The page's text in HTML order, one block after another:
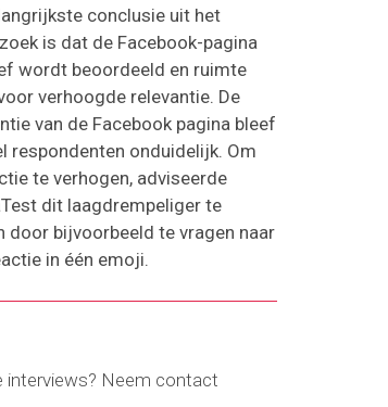
conclusie uit het
is dat de Facebook-pagina
wordt beoordeeld en ruimte
verhoogde relevantie. De
van de Facebook pagina bleef
respondenten onduidelijk. Om
te verhogen, adviseerde
dit laagdrempeliger te
door bijvoorbeeld te vragen naar
in één emoji.
interviews? Neem contact